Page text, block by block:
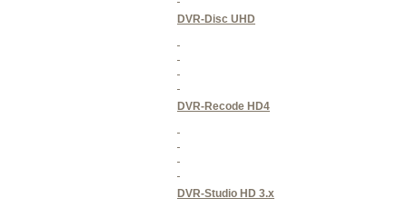
DVR-Disc UHD
DVR-Recode HD4
DVR-Studio HD 3.x